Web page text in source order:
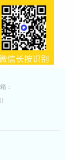
：